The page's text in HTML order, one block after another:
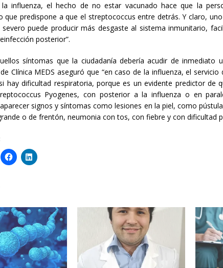
influenza, el hecho de no estar vacunado hace que la
que predispone a que el streptococcus entre detrás. Y claro,
puede producir más desgaste al sistema inmunitario,
posterior”.
síntomas que la ciudadanía debería acudir de inmediato
Clínica MEDS aseguró que “en caso de la influenza, el
hay dificultad respiratoria, porque es un evidente predictor de
Pyogenes, con posterior a la influenza o en
signos y síntomas como lesiones en la piel, como
o de frentón, neumonia con tos, con fiebre y con dificultad